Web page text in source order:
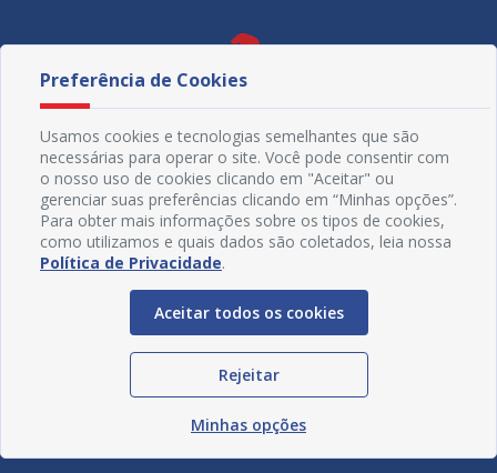
Redes Sociais
Preferência de Cookies
Usamos cookies e tecnologias semelhantes que são
necessárias para operar o site. Você pode consentir com
o nosso uso de cookies clicando em "Aceitar" ou
gerenciar suas preferências clicando em “Minhas opções”.
Para obter mais informações sobre os tipos de cookies,
como utilizamos e quais dados são coletados, leia nossa
Política de Privacidade.
Aceitar todos os cookies
Rejeitar
Minhas opções